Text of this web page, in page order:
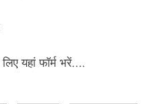
यहां फॉर्म भरें….